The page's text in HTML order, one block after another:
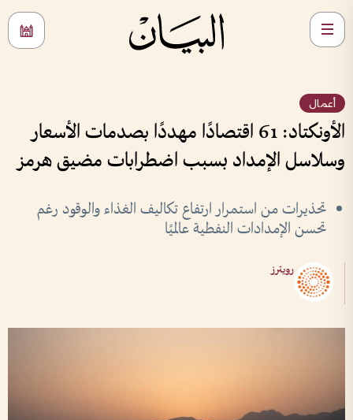
أعمال
الأونكتاد: 61 اقتصادًا مهددًا بصدمات الأسعار
وسلاسل الإمداد بسبب اضطرابات مضيق هرمز
تحذيرات من استمرار ارتفاع تكاليف الغذاء والوقود رغم
تحسن الإمدادات النفطية عالميًا
رويترز